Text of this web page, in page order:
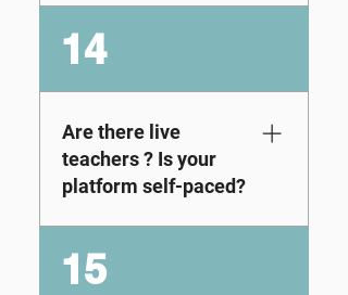
based on your
student's grade level.
We also continue to
add new lessons and
activities over time.
Common Core State
Standards (CCSS)
for Mathematics.
Through KidVestors,
students don’t just
learn the
fundamentals of
money management,
they also apply real-
world math skills like
ratios, percentages,
No downloads
needed! The
based accessible in
the classroom, at
home, in summer
with internet access
across devices.
14
Are there live
teachers ? Is your
platform self-paced?
We don’t use live
teachers. However,
15